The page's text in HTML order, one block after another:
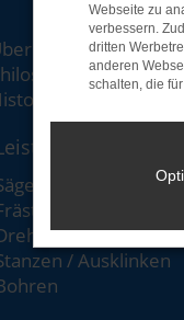
uns
/ Ausklinken
Webseite zu
verbessern.
dritten
anderen
schalten, die